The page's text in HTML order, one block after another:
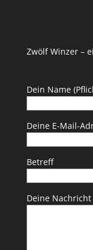
Zwölf Winzer –
Dein Name
Deine E-Mail-
Betreff
Deine Nachricht